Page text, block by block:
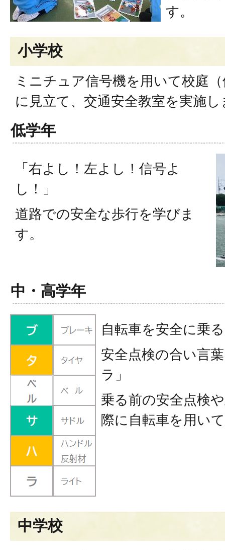
す。
小学校
ミニチュア信号機を用いて校庭
に見立て、交通安全教室を実施し
低学年
「右よし！左よし！信号よ
し！」
道路での安全な歩行を学びま
す。
中・高学年
自転車を安全に乗
安全点検の合い言
ラ」
乗る前の安全点検
際に自転車を用い
中学校